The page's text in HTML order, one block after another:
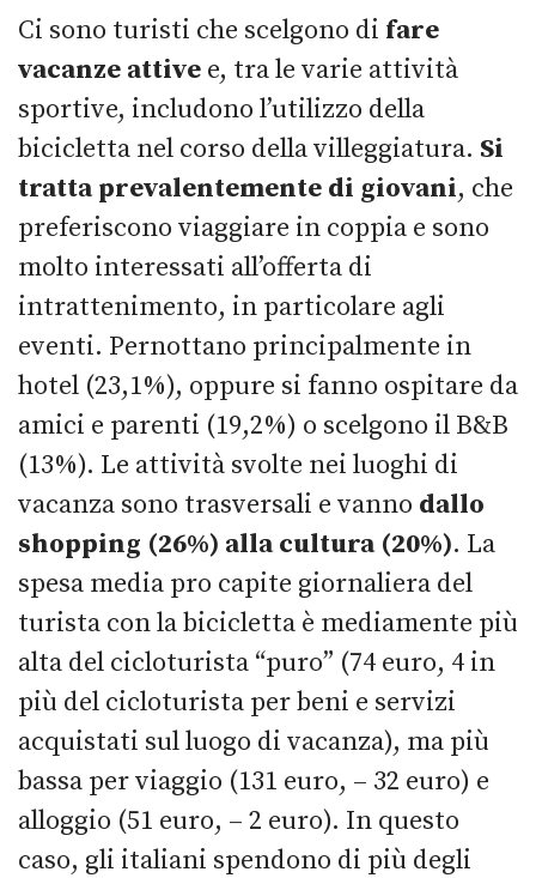
Ci sono turisti che scelgono di fare
vacanze attive e, tra le varie attività
sportive, includono l’utilizzo della
bicicletta nel corso della villeggiatura. Si
tratta prevalentemente di giovani, che
preferiscono viaggiare in coppia e sono
molto interessati all’offerta di
intrattenimento, in particolare agli
eventi. Pernottano principalmente in
hotel (23,1%), oppure si fanno ospitare da
amici e parenti (19,2%) o scelgono il B&B
(13%). Le attività svolte nei luoghi di
vacanza sono trasversali e vanno dallo
shopping (26%) alla cultura (20%). La
spesa media pro capite giornaliera del
turista con la bicicletta è mediamente più
alta del cicloturista “puro” (74 euro, 4 in
più del cicloturista per beni e servizi
acquistati sul luogo di vacanza), ma più
bassa per viaggio (131 euro, – 32 euro) e
alloggio (51 euro, – 2 euro). In questo
caso, gli italiani spendono di più degli